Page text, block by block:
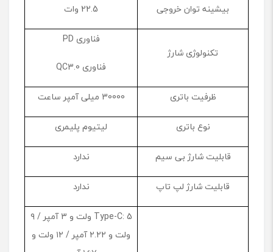
بیشینه توان خروجی
22.5 وات
تکنولوژی شارژ
فناوری PD
فناوری QC3.0
ظرفیت باتری
30000 میلی آمپر ساعت
نوع باتری
لیتیوم پلیمری
قابلیت شارژ بی سیم
ندارد
قابلیت شارژ لپ تاپ
ندارد
Type-C: 5 ولت و 3 آمپر / ۹
ولت و ۲.۲۲ آمپر / ۱۲ ولت و